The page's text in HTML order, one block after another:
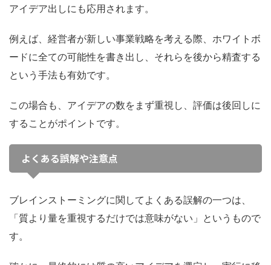
アイデア出しにも応用されます。
例えば、経営者が新しい事業戦略を考える際、ホワイトボ
ードに全ての可能性を書き出し、それらを後から精査する
という手法も有効です。
この場合も、アイデアの数をまず重視し、評価は後回しに
することがポイントです。
よくある誤解や注意点
ブレインストーミングに関してよくある誤解の一つは、
「質より量を重視するだけでは意味がない」というもので
す。